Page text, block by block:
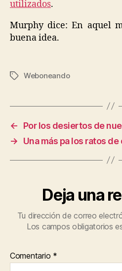
utilizados.
Murphy dice: En aquel
buena idea.
Etiquetas
Weboneando
←
Por los desiertos de
→
Una más pa los ratos de
Deja una
Tu dirección de correo
Los campos obligatorios
Comentario *